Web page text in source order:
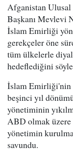
Afganistan
Başkanı Mevlevi
İslam Emirliği
gerekçeler öne
tüm ülkelerle
hedeflediğini
İslam Emirliği'nin
beşinci yıl
yönetiminin
ABD olmak
yönetimin
savundu.